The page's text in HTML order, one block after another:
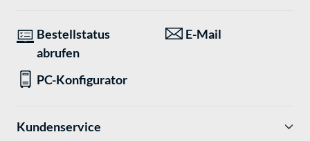
Bestellstatus
abrufen
E-Mail
PC-Konfigurator
Kundenservice